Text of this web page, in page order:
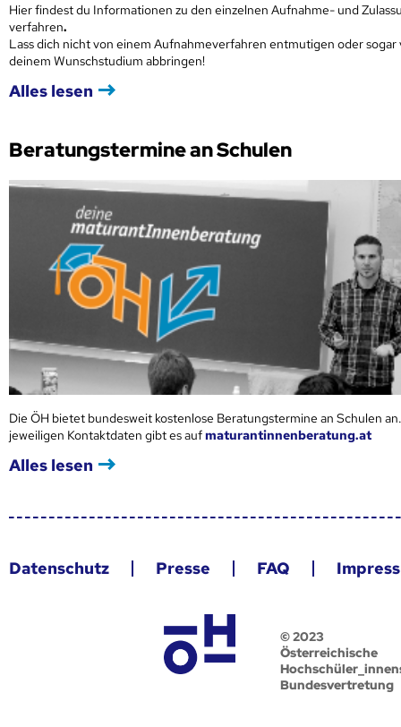
Hier findest du Informationen zu den einzelnen Aufnahme- und
verfahren.
Lass dich nicht von einem Aufnahmeverfahren entmutigen oder sogar
deinem Wunschstudium abbringen!
Alles lesen
Beratungstermine an Schulen
Die ÖH bietet bundesweit kostenlose Beratungstermine an Schulen
jeweiligen Kontaktdaten gibt es aufmaturantinnenberatung.at
Alles lesen
Datenschutz Presse FAQ
© 2023
Österreichische
Bundesvertretung